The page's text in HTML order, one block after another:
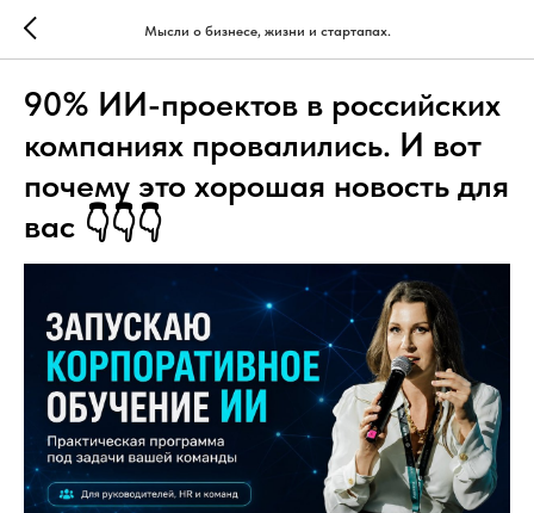
Мысли о бизнесе, жизни и стартапах.
90% ИИ-проектов в российских
компаниях провалились. И вот
почему это хорошая новость для
вас 👇👇👇